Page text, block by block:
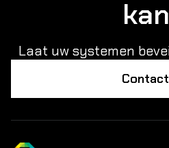
Laat uw systemen
Contact